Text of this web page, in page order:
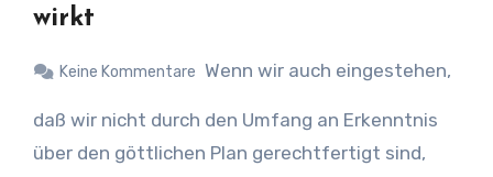
wirkt
Keine Kommentare Wenn wir auch eingestehen,
daß wir nicht durch den Umfang an Erkenntnis
über den göttlichen Plan gerechtfertigt sind,